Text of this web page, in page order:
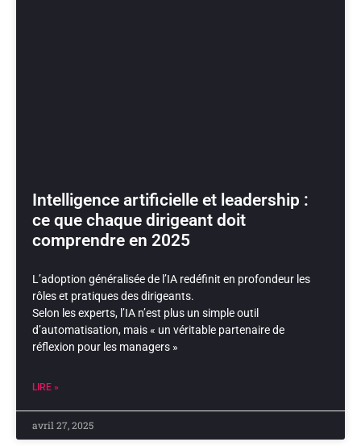
Intelligence artificielle et leadership :
ce que chaque dirigeant doit
comprendre en 2025
L’adoption généralisée de l’IA redéfinit en profondeur les
rôles et pratiques des dirigeants.
Selon les experts, l’IA n’est plus un simple outil
d’automatisation, mais « un véritable partenaire de
réflexion pour les managers »
LIRE »
avril 27, 2025